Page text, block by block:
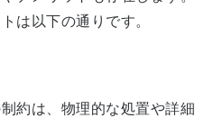
は以下の通りです。
約は、物理的な処置や詳細